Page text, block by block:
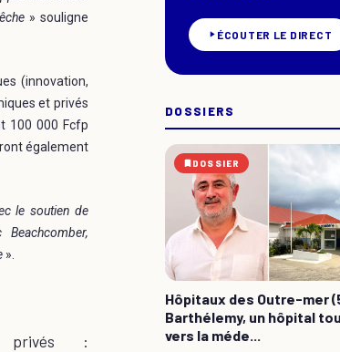
» souligne
(innovation,
et privés
100 000 Fcfp
également
le soutien de
».
privés :
ÉCOUTER LE DIRECT
DOSSIERS
DOSSIER
Hôpitaux des Outre-mer
Barthélemy, un hôpital
vers la méde...